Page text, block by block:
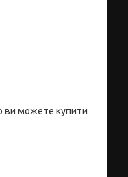
ви можете купити